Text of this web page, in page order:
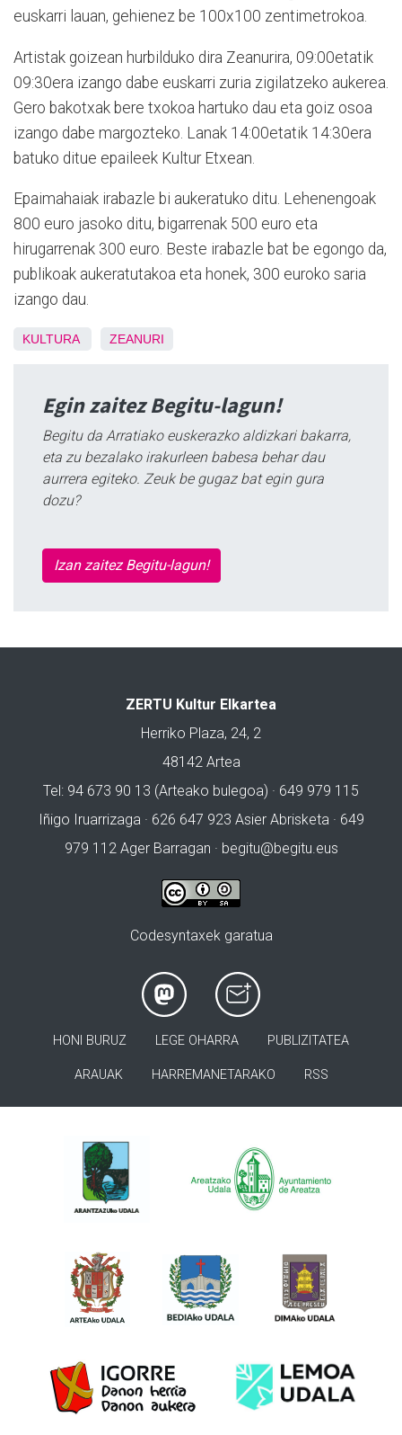
euskarri lauan, gehienez be 100x100 zentimetrokoa.
Artistak goizean hurbilduko dira Zeanurira, 09:00etatik
09:30era izango dabe euskarri zuria zigilatzeko aukerea.
Gero bakotxak bere txokoa hartuko dau eta goiz osoa
izango dabe margozteko. Lanak 14:00etatik 14:30era
batuko ditue epaileek Kultur Etxean.
Epaimahaiak irabazle bi aukeratuko ditu. Lehenengoak
800 euro jasoko ditu, bigarrenak 500 euro eta
hirugarrenak 300 euro. Beste irabazle bat be egongo da,
publikoak aukeratutakoa eta honek, 300 euroko saria
izango dau.
KULTURA ZEANURI
Egin zaitez Begitu-lagun!
Begitu da Arratiako euskerazko aldizkari bakarra,
eta zu bezalako irakurleen babesa behar dau
aurrera egiteko. Zeuk be gugaz bat egin gura
dozu?
Izan zaitez Begitu-lagun!
ZERTU Kultur Elkartea
Herriko Plaza, 24, 2
48142 Artea
Tel: 94 673 90 13 (Arteako bulegoa) · 649 979 115
Iñigo Iruarrizaga · 626 647 923 Asier Abrisketa · 649
979 112 Ager Barragan · begitu@begitu.eus
Codesyntaxek garatua
HONI BURUZ LEGE OHARRA PUBLIZITATEA
ARAUAK HARREMANETARAKO RSS